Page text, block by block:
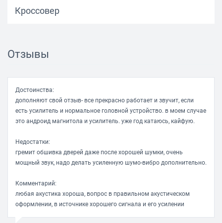
Кроссовер
Конструкция
поворотная
Размеры
165 мм
Отзывы
Достоинства:
дополняют свой отзыв- все прекрасно работает и звучит, если
есть усилитель и нормальное головной устройство. в моем случае
это андроид магнитола и усилитель. уже год катаюсь, кайфую.
Недостатки:
гремит обшивка дверей даже после хорошей шумки, очень
мощный звук, надо делать усиленную шумо-вибро дополнительно.
Комментарий:
любая акустика хороша, вопрос в правильном акустическом
оформлении, в источнике хорошего сигнала и его усилении